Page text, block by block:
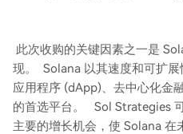
此次收购的关键因素之一是
现。 Solana 以其速度和可扩
应用程序 (dApp)、去中心化金
的首选平台。 Sol Strategies
主要的增长机会，使 Solana 在